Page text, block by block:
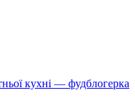
кухні — фудблогерка